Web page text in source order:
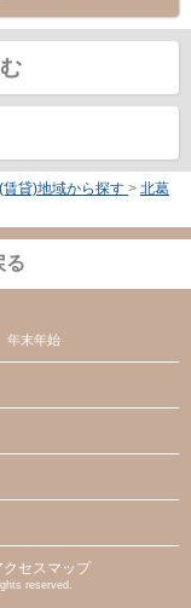
(賃貸)地域から探す > 北葛
る
年末年始
クセスマップ
reserved.